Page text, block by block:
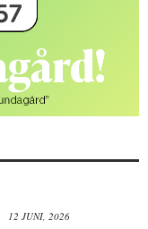
12 JUNI, 2026